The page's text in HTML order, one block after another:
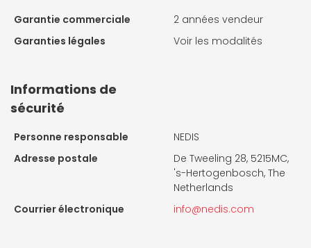
Garantie commerciale
2 années vendeur
Garanties légales
Voir les modalités
Informations de
sécurité
Personne responsable
NEDIS
Adresse postale
De Tweeling 28, 5215MC,
's-Hertogenbosch, The
Netherlands
Courrier électronique
info@nedis.com